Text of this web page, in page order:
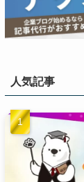
人気記事